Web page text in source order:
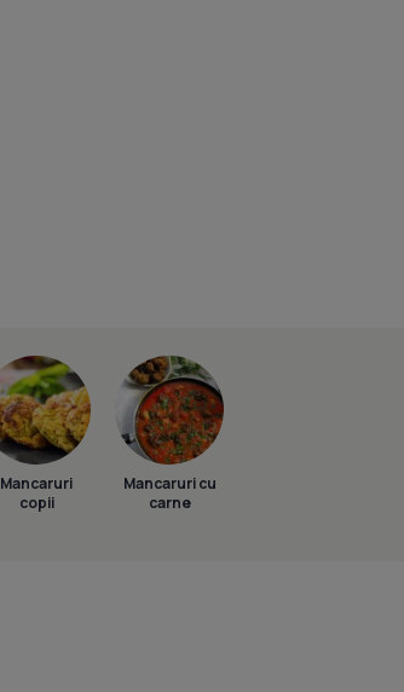
Mancaruri
copii
Mancaruri cu
carne